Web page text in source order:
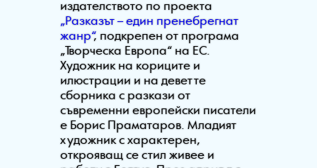
издателството по проекта
„Разказът – един пренебрегнат
жанр“, подкрепен от програма
„Творческа Европа“ на ЕС.
Художник на кориците и
илюстрации и на деветте
сборника с разкази от
съвременни европейски писатели
е Борис Праматаров. Младият
художник с характерен,
открояващ се стил живее и